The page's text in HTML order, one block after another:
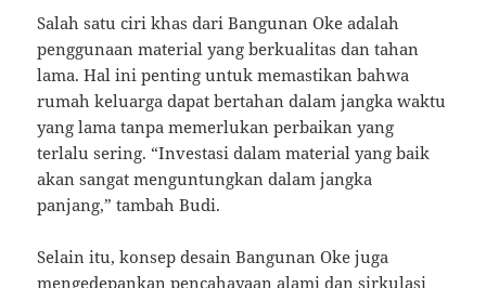
Salah satu ciri khas dari Bangunan Oke adalah
penggunaan material yang berkualitas dan tahan
lama. Hal ini penting untuk memastikan bahwa
rumah keluarga dapat bertahan dalam jangka waktu
yang lama tanpa memerlukan perbaikan yang
terlalu sering. “Investasi dalam material yang baik
akan sangat menguntungkan dalam jangka
panjang,” tambah Budi.
Selain itu, konsep desain Bangunan Oke juga
mengedepankan pencahayaan alami dan sirkulasi